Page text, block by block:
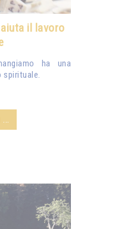
il lavoro
ha una
spirituale.